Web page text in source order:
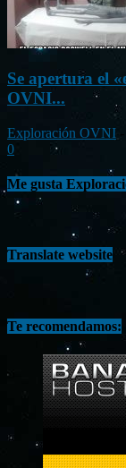
Se apertura el
OVNI...
Exploración OVNI
0
Me gusta
Translate website
Te recomendamos: